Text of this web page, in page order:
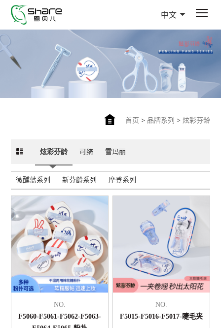
中文
首页 > 品牌系列 > 炫彩芬龄
炫彩芬龄 可绮 雪玛丽
微醺蓝系列 新芬龄系列 摩登系列
NO.
F5060-F5061-F5062-F5063-
NO.
F5015-F5016-F5017-睫毛夹